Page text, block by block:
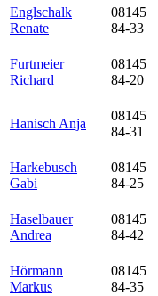
Englschalk
Renate
08145
84-33
Furtmeier
Richard
08145
84-20
Hanisch Anja
08145
84-31
Harkebusch
Gabi
08145
84-25
Haselbauer
Andrea
08145
84-42
Hörmann
Markus
08145
84-35